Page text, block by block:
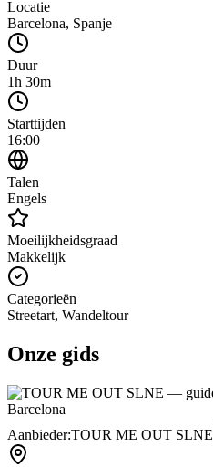
Locatie
Barcelona, Spanje
Duur
1h 30m
Starttijden
16:00
Talen
Engels
Moeilijkheidsgraad
Makkelijk
Categorieën
Streetart, Wandeltour
Onze gids
Aanbieder:TOUR ME OUT SLNE